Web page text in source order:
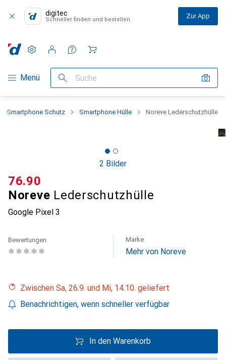
digitec
Schneller finden und bestellen Zur App
Navigation nach Kategorien
Menü Suche
Einstellungen
Kundenkonto
Vergleichslisten
Merklisten
Warenkorb
Smartphone Schutz Smartphone Hülle Noreve Lederschutzhülle
2 Bilder
Noreve Lederschutzhülle
Google Pixel 3
CHF
76.90
Bewertungen Marke
Mehr von Noreve
Zwischen Sa, 26.9. und Mi, 14.10. geliefert
Benachrichtigen, wenn schneller verfügbar
In den Warenkorb